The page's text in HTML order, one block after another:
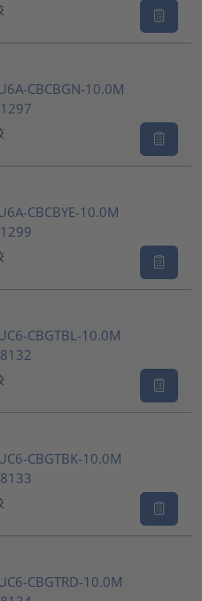
CBCBGN-10.0M
CBCBYE-10.0M
CBGTBL-10.0M
CBGTBK-10.0M
CBGTRD-10.0M